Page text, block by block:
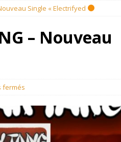
Single « Electrifyed
– Nouveau
fermés